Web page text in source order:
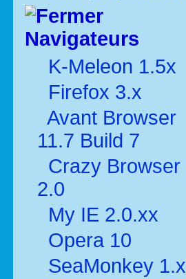
Navigateurs
K-Meleon 1.5x
Firefox 3.x
Avant Browser
11.7 Build 7
Crazy Browser
2.0
My IE 2.0.xx
Opera 10
SeaMonkey 1.x